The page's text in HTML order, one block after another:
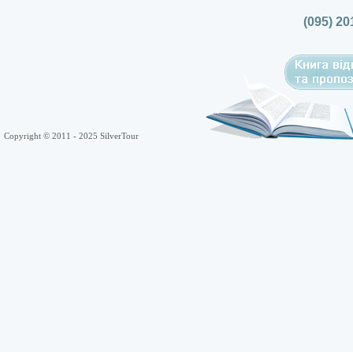
(095)
Copyright © 2011 - 2025 SilverTour